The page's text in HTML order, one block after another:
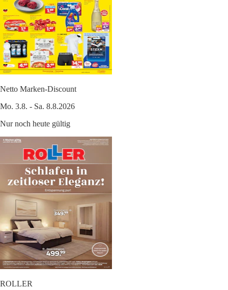
Netto Marken-Discount
Mo. 3.8. - Sa. 8.8.2026
Nur noch heute gültig
ROLLER